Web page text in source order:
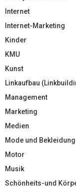
Internet
Internet-Marketing
Kinder
KMU
Kunst
Linkaufbau
Management
Marketing
Medien
Mode und Bekleidung
Motor
Musik
Schönheits-und